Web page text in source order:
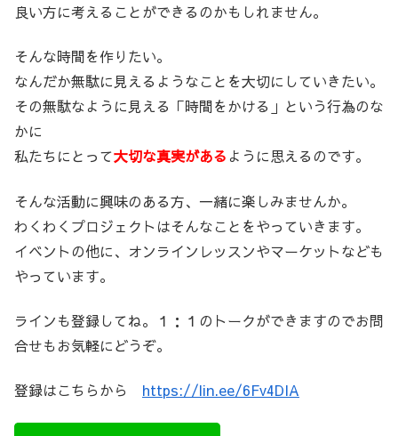
良い方に考えることができるのかもしれません。
そんな時間を作りたい。
なんだか無駄に見えるようなことを大切にしていきたい。
その無駄なように見える「時間をかける」という行為のな
かに
私たちにとって大切な真実がある ように思えるのです。
そんな活動に興味のある方、一緒に楽しみませんか。
わくわくプロジェクトはそんなことをやっていきます。
イベントの他に、オンラインレッスンやマーケットなども
やっています。
ラインも登録してね。１：１のトークができますのでお問
合せもお気軽にどうぞ。
登録はこちらから https://lin.ee/6Fv4DIA